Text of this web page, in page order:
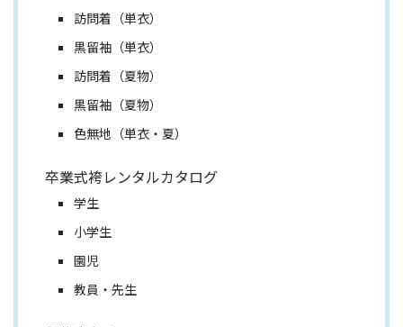
訪問着（単衣）
黒留袖（単衣）
訪問着（夏物）
黒留袖（夏物）
色無地（単衣・夏）
卒業式袴レンタルカタログ
学生
小学生
園児
教員・先生